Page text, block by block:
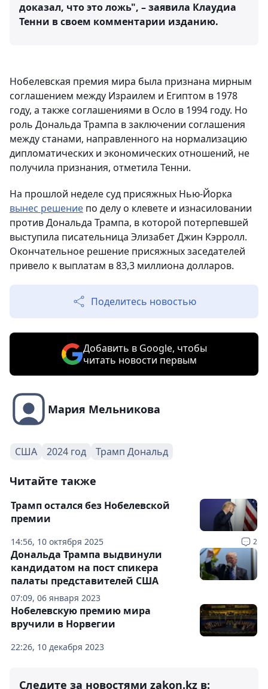
доказал, что это ложь", – заявила Клаудиа
Тенни в своем комментарии изданию.
Нобелевская премия мира была признана мирным
соглашением между Израилем и Египтом в 1978
году, а также соглашениями в Осло в 1994 году. Но
роль Дональда Трампа в заключении соглашения
между станами, направленного на нормализацию
дипломатических и экономических отношений, не
получила признания, отметила Тенни.
На прошлой неделе суд присяжных Нью-Йорка
вынес решение по делу о клевете и изнасиловании
против Дональда Трампа, в которой потерпевшей
выступила писательница Элизабет Джин Кэрролл.
Окончательное решение присяжных заседателей
привело к выплатам в 83,3 миллиона долларов.
Поделитесь новостью
Добавить в Google, чтобы
читать новости первым
Мария Мельникова
США 2024 год Трамп Дональд
Читайте также
14:56, 10 октября 2025 2
Трамп остался без Нобелевской
премии
07:09, 06 января 2023
Дональда Трампа выдвинули
кандидатом на пост спикера
палаты представителей США
22:26, 10 декабря 2023
Нобелевскую премию мира
вручили в Норвегии
Следите за новостями zakon.kz в: